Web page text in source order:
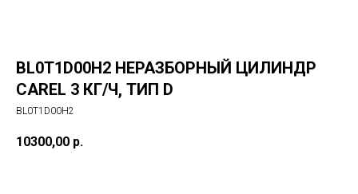
BL0T1D00H2 НЕРАЗБОРНЫЙ ЦИЛИНДР
CAREL 3 КГ/Ч, ТИП D
BL0T1D00H2
10300,00 р.